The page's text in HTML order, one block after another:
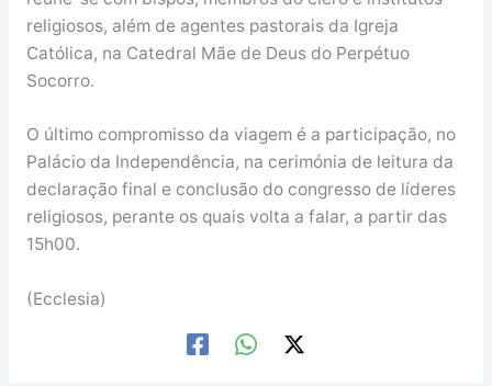
religiosos, além de agentes pastorais da Igreja
Católica, na Catedral Mãe de Deus do Perpétuo
Socorro.
O último compromisso da viagem é a participação, no
Palácio da Independência, na cerimónia de leitura da
declaração final e conclusão do congresso de líderes
religiosos, perante os quais volta a falar, a partir das
15h00.
(Ecclesia)